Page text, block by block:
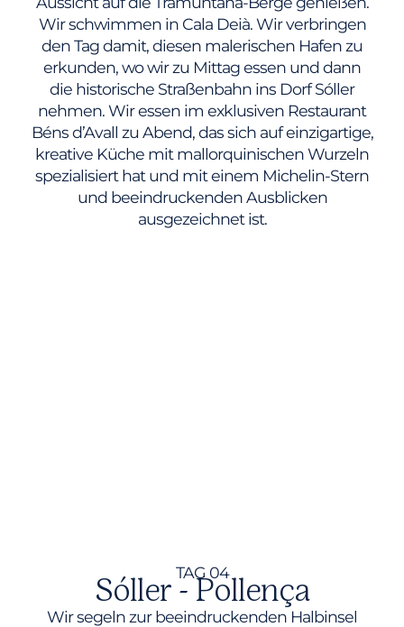
Wir schwimmen in Cala Deià. Wir verbringen
den Tag damit, diesen malerischen Hafen zu
erkunden, wo wir zu Mittag essen und dann
die historische Straßenbahn ins Dorf Sóller
nehmen. Wir essen im exklusiven Restaurant
Béns d’Avall zu Abend, das sich auf einzigartige,
kreative Küche mit mallorquinischen Wurzeln
spezialisiert hat und mit einem Michelin-Stern
und beeindruckenden Ausblicken
ausgezeichnet ist.
TAG 04
Sóller - Pollença
Wir segeln zur beeindruckenden Halbinsel